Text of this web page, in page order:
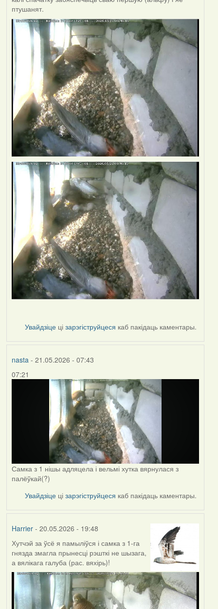
птушанят.
Увайдзіце цізарэгіструйцеся каб пакідаць каментары.
nasta- 21.05.2026 - 07:43
07:21
Самка з 1 нішы адляцела і вельмі хутка вярнулася з
палёўкай(?)
Увайдзіце цізарэгіструйцеся каб пакідаць каментары.
Harrier- 20.05.2026 - 19:48
Хутчэй за ўсё я памыліўся і самка з 1-га
гнязда змагла прынесці рэшткі не шызага,
а вялікага галуба (рас. вяхірь)!